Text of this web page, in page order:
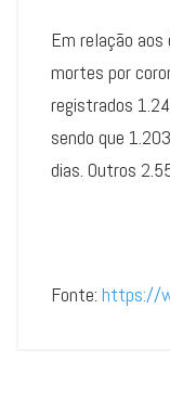
Em relação
mortes por
registrados
sendo que
dias. Outros
Fonte: https://